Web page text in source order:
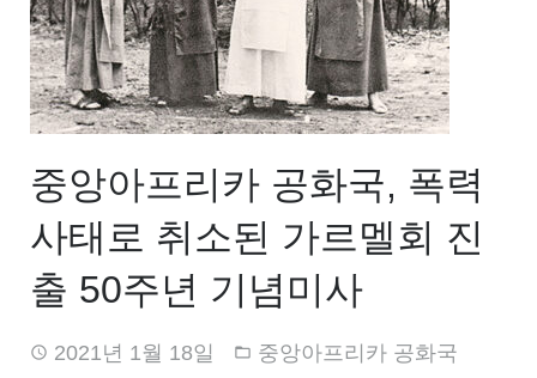
중앙아프리카 공화국, 폭력
사태로 취소된 가르멜회 진
출 50주년 기념미사
2021년 1월 18일 중앙아프리카 공화국